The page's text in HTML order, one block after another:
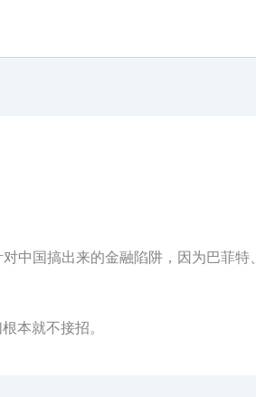
中国搞出来的金融陷阱，因为巴菲特、
本就不接招。